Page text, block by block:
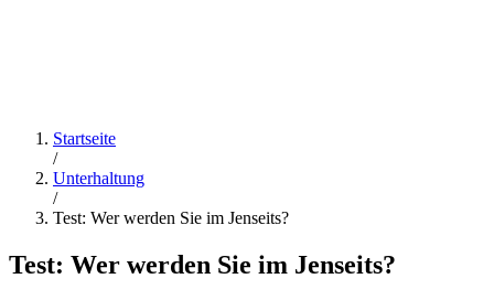
Startseite
/
Unterhaltung
/
Test: Wer werden Sie im Jenseits?
Test: Wer werden Sie im Jenseits?